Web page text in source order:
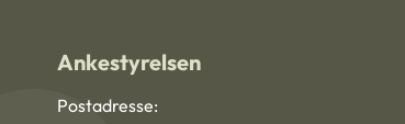
Ankestyrelsen
Postadresse: